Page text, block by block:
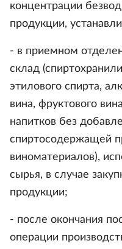
концентрации
продукции,
- в приемном
склад
этилового спирта,
вина, фруктового
напитков без
спиртосодержащей
виноматериалов),
сырья, в случае
продукции;
- после окончания
операции